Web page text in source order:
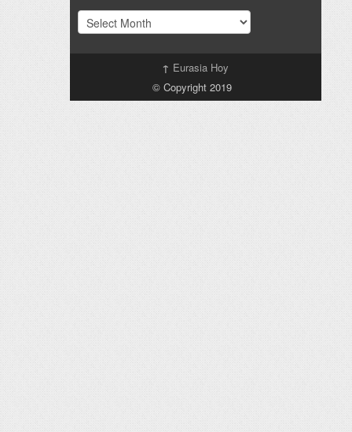
Archivo
↑ Eurasia Hoy
© Copyright 2019